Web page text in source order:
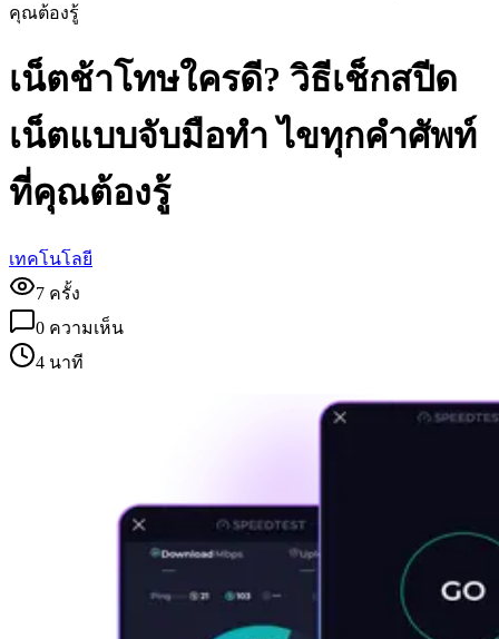
คุณต้องรู้
เน็ตช้าโทษใครดี? วิธีเช็กสปีด
เน็ตแบบจับมือทำ ไขทุกคำศัพท์
ที่คุณต้องรู้
เทคโนโลยี
7 ครั้ง
0 ความเห็น
4 นาที